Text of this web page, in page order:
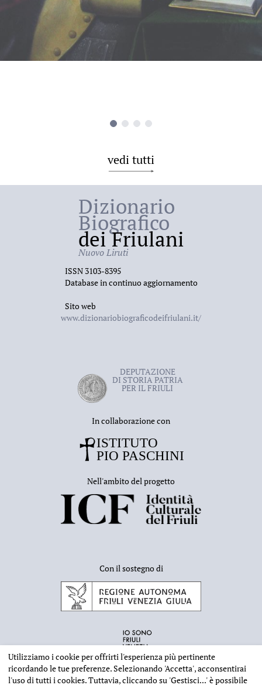
vedi tutti
Dizionario
Biografico
dei Friulani
Nuovo Liruti
ISSN 3103-8395
Database in continuo aggiornamento
Sito web
www.dizionariobiograficodeifriulani.it/
DEPUTAZIONE
DI STORIA PATRIA
PER IL FRIULI
In collaborazione con
Nell'ambito del progetto
Con il sostegno di
Utilizziamo i cookie per offrirti l'esperienza più pertinente
ricordando le tue preferenze. Selezionando 'Accetta', acconsentirai
l'uso di tutti i cookies. Tuttavia, cliccando su 'Gestisci...'è possibile